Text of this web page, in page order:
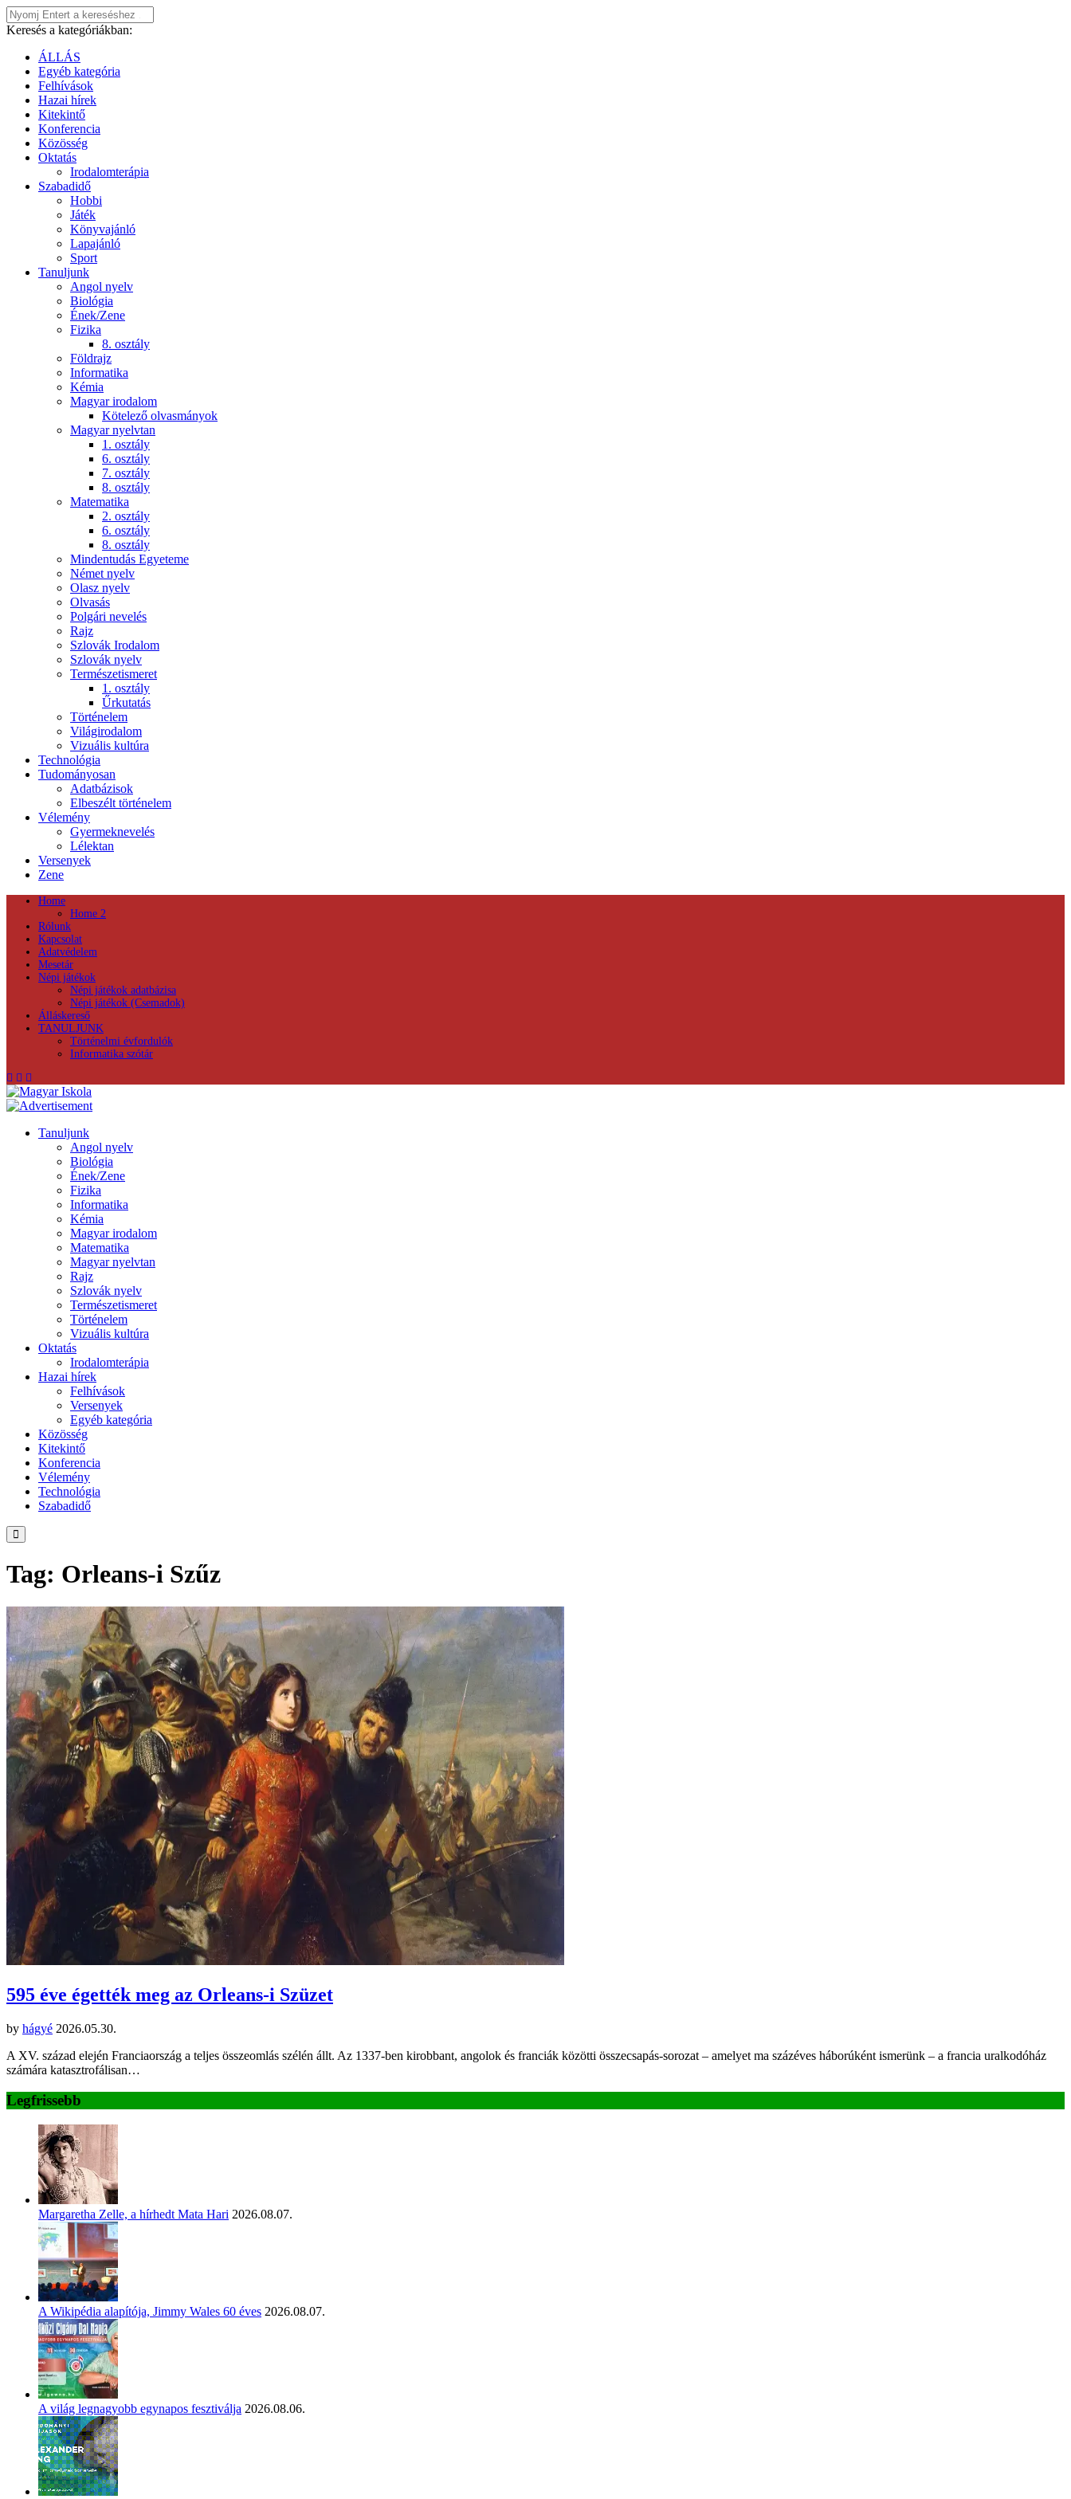
Keresés a kategóriákban:
ÁLLÁS
Egyéb kategória
Felhívások
Hazai hírek
Kitekintő
Konferencia
Közösség
Oktatás
Irodalomterápia
Szabadidő
Hobbi
Játék
Könyvajánló
Lapajánló
Sport
Tanuljunk
Angol nyelv
Biológia
Ének/Zene
Fizika
8. osztály
Földrajz
Informatika
Kémia
Magyar irodalom
Kötelező olvasmányok
Magyar nyelvtan
1. osztály
6. osztály
7. osztály
8. osztály
Matematika
2. osztály
6. osztály
8. osztály
Mindentudás Egyeteme
Német nyelv
Olasz nyelv
Olvasás
Polgári nevelés
Rajz
Szlovák Irodalom
Szlovák nyelv
Természetismeret
1. osztály
Űrkutatás
Történelem
Világirodalom
Vizuális kultúra
Technológia
Tudományosan
Adatbázisok
Elbeszélt történelem
Vélemény
Gyermeknevelés
Lélektan
Versenyek
Zene
Home
Home 2
Rólunk
Kapcsolat
Adatvédelem
Mesetár
Népi játékok
Népi játékok adatbázisa
Népi játékok (Csemadok)
Álláskereső
TANULJUNK
Történelmi évfordulók
Informatika szótár
Tanuljunk
Angol nyelv
Biológia
Ének/Zene
Fizika
Informatika
Kémia
Magyar irodalom
Matematika
Magyar nyelvtan
Rajz
Szlovák nyelv
Természetismeret
Történelem
Vizuális kultúra
Oktatás
Irodalomterápia
Hazai hírek
Felhívások
Versenyek
Egyéb kategória
Közösség
Kitekintő
Konferencia
Vélemény
Technológia
Szabadidő
Tag: Orleans-i Szűz
595 éve égették meg az Orleans-i Szüzet
by hágyé 2026.05.30.
A XV. század elején Franciaország a teljes összeomlás szélén állt. Az 1337-ben kirobbant, angolok és franciák közötti összecsapás-sorozat – amelyet ma százéves háborúként ismerünk – a francia uralkodóház
számára katasztrofálisan…
Legfrissebb
Margaretha Zelle, a hírhedt Mata Hari 2026.08.07.
A Wikipédia alapítója, Jimmy Wales 60 éves 2026.08.07.
A világ legnagyobb egynapos fesztiválja 2026.08.06.